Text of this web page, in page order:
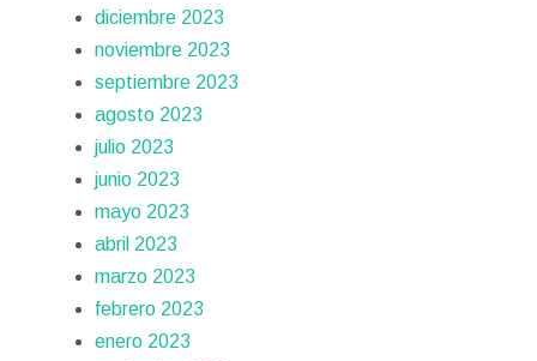
diciembre 2023
noviembre 2023
septiembre 2023
agosto 2023
julio 2023
junio 2023
mayo 2023
abril 2023
marzo 2023
febrero 2023
enero 2023